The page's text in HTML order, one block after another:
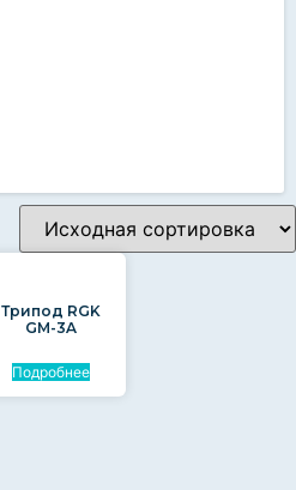
Трипод RGK
GM-3A
Подробнее